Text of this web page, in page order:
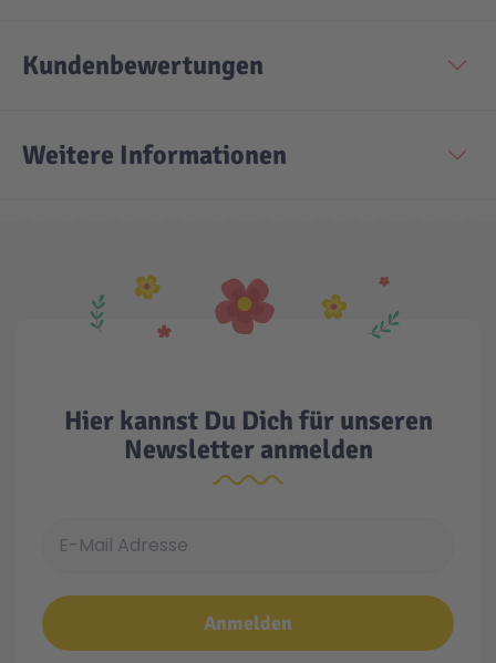
Kundenbewertungen
Weitere Informationen
Hier kannst Du Dich für unseren
Newsletter anmelden
Anmelden